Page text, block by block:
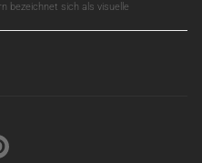
bezeichnet sich als visuelle